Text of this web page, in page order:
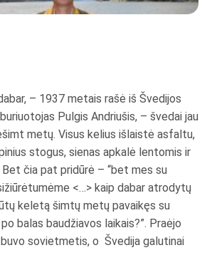
– 1937 metais rašė iš Švedijos
Pulgis Andriušis, – švedai jau
metų. Visus kelius išlaistė asfaltu,
stogus, sienas apkalė lentomis ir
Bet čia pat pridūrė – “bet mes su
<…> kaip dabar atrodytų
keletą šimtų metų pavaikęs su
balas baudžiavos laikais?”. Praėjo
sovietmetis, o Švedija galutinai